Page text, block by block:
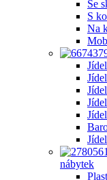
Se
S
Na
nábytek